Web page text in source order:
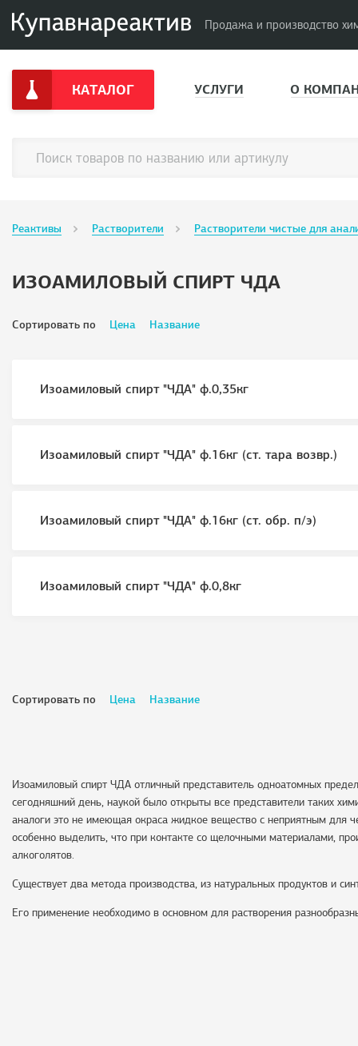
Продажа и производство
КАТАЛОГ УСЛУГИ О
Реактивы Растворители Растворители чистые для
ИЗОАМИЛОВЫЙ СПИРТ ЧДА
Сортировать по Цена Название
Изоамиловый спирт "ЧДА" ф.0,35кг
Изоамиловый спирт "ЧДА" ф.16кг (ст. тара возвр.)
Изоамиловый спирт "ЧДА" ф.16кг (ст. обр. п/э)
Изоамиловый спирт "ЧДА" ф.0,8кг
Сортировать по Цена Название
Изоамиловый спирт ЧДА отличный представитель одноатомных
сегодняшний день, наукой было открыты все представители таких
аналоги это не имеющая окраса жидкое вещество с неприятным для
особенно выделить, что при контакте со щелочными материалами,
алкоголятов.
Существует два метода производства, из натуральных продуктов и
Его применение необходимо в основном для растворения